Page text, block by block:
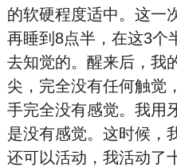
的软硬程度适中。这一
再睡到8点半，在这3个
去知觉的。醒来后，我
尖，完全没有任何触觉
手完全没有感觉。我用
是没有感觉。这时候，
还可以活动，我活动了